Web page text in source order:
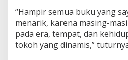
“Hampir semua buku yang
menarik, karena masing-
pada era, tempat, dan
tokoh yang dinamis,”